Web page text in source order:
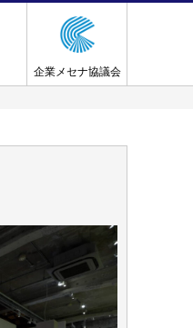
企業メセナ協議会